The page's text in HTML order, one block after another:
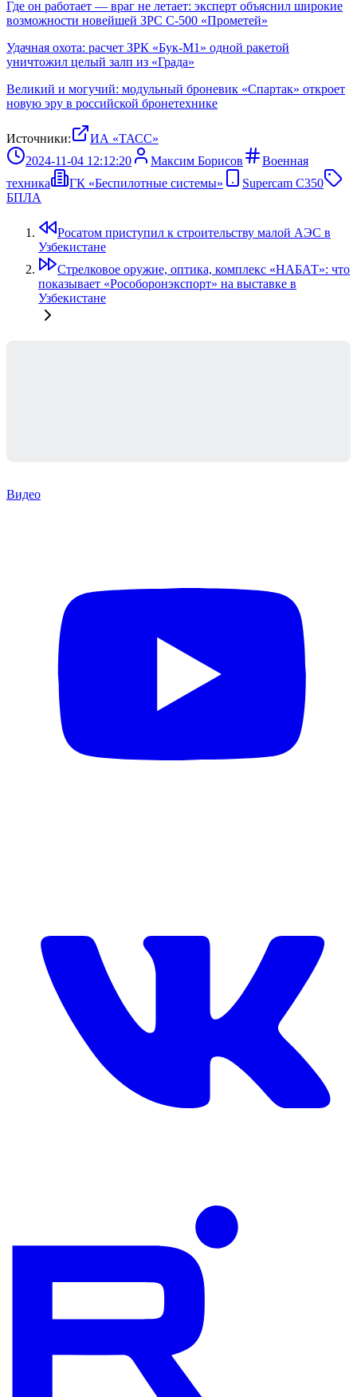
Где он работает — враг не летает: эксперт объяснил широкие
возможности новейшей ЗРС С-500 «Прометей»
Удачная охота: расчет ЗРК «Бук-М1» одной ракетой
уничтожил целый залп из «Града»
Великий и могучий: модульный броневик «Спартак» откроет
новую эру в российской бронетехнике
Источники:
ИА «ТАСС»
2024-11-04 12:12:20
Максим Борисов
Военная
техника
ГК «Беспилотные системы»
Supercam С350
БПЛА
Росатом приступил к строительству малой АЭС в
Узбекистане
Стрелковое оружие, оптика, комплекс «НАБАТ»: что
показывает «Рособоронэкспорт» на выставке в
Узбекистане
Видео